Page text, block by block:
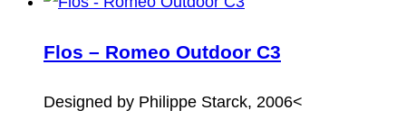
Flos – Romeo Outdoor C3
Designed by Philippe Starck, 2006<